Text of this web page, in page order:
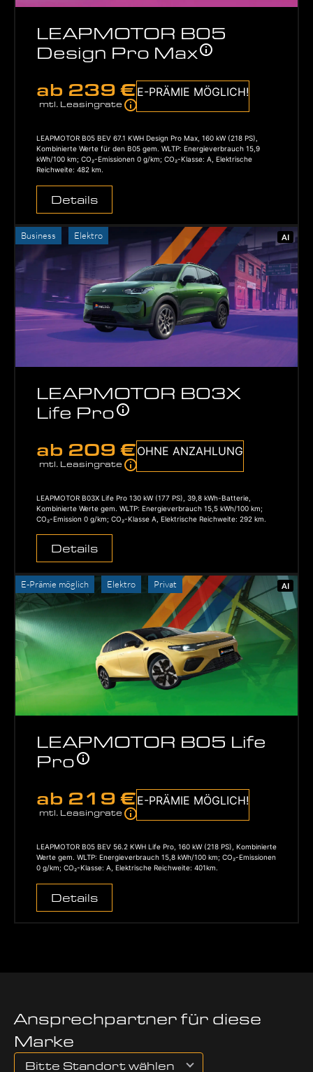
LEAPMOTOR B05
Design Pro Max
ab 239 €
mtl. Leasingrate
E-PRÄMIE MÖGLICH!
LEAPMOTOR B05 BEV 67.1 KWH Design Pro Max, 160 kW (218 PS),
Kombinierte Werte für den B05 gem. WLTP: Energieverbrauch 15,9
kWh/100 km; CO₂-Emissionen 0 g/km; CO₂-Klasse: A, Elektrische
Reichweite: 482 km.
Details
Business Elektro AI
LEAPMOTOR B03X
Life Pro
ab 209 €
mtl. Leasingrate
OHNE ANZAHLUNG
LEAPMOTOR B03X Life Pro 130 kW (177 PS), 39,8 kWh-Batterie,
Kombinierte Werte gem. WLTP: Energieverbrauch 15,5 kWh/100 km;
CO₂-Emission 0 g/km; CO₂-Klasse A, Elektrische Reichweite: 292 km.
Details
E-Prämie möglich Elektro Privat AI
LEAPMOTOR B05 Life
Pro
ab 219 €
mtl. Leasingrate
E-PRÄMIE MÖGLICH!
LEAPMOTOR B05 BEV 56.2 KWH Life Pro, 160 kW (218 PS), Kombinierte
Werte gem. WLTP: Energieverbrauch 15,8 kWh/100 km; CO₂-Emissionen
0 g/km; CO₂-Klasse: A, Elektrische Reichweite: 401km.
Details
Ansprechpartner für diese
Marke
Bitte Standort wählen